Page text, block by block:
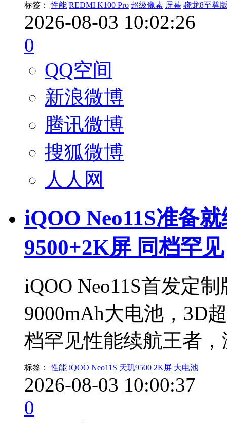
标签： 性能 REDMI K100 Pro 超级像素 屏幕 骁龙8至尊
2026-08-03 10:02:26
0
QQ空间
新浪微博
腾讯微博
搜狐微博
人人网
iQOO Neo11S准备
9500+2K屏 同档罕见
iQOO Neo11S首发定
9000mAh大电池，3D
档罕见性能续航王者
标签： 性能 iQOO Neo11S 天玑9500 2K屏 大电池
2026-08-03 10:00:37
0